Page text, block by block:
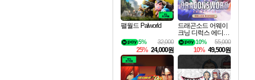
팰월드 Palworld
32,000
5%
25% 24,000원
드래곤소드 어웨이
크닝 디럭스 에디션
DragonSword Awake
ning Deluxe Edition
55,000
10%
10% 49,500원